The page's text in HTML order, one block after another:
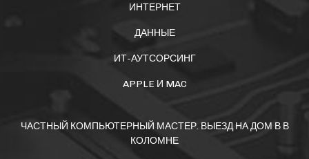
ИНТЕРНЕТ
ДАННЫЕ
ИТ-АУТСОРСИНГ
APPLE И MAC
ЧАСТНЫЙ КОМПЬЮТЕРНЫЙ МАСТЕР. ВЫЕЗД НА ДОМ В В
КОЛОМНЕ